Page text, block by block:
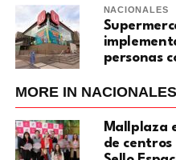
NACIONALES
personas
MORE IN NACIONALES
Mallplaza
de centros